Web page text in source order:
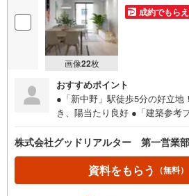
画像22枚
成約でもら
おすすめポイント
●「新中野」駅徒歩5分の好立地
き、陽当たり良好 ●「建築参
できる立地【土地売買契約締結
の建築請負契約が締結されるこ
ます。この期間内に建物の建
た場合には、土地売買契約は白
株式会社グッドリアルター 第一営業部
資料をもらう （無料）